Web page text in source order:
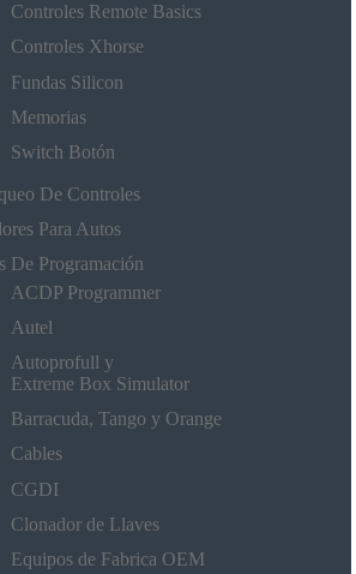
Controles Remote Basics
Controles Xhorse
Fundas Silicon
Memorias
Switch Botón
De Controles
Para Autos
De Programación
ACDP Programmer
Autel
Autoprofull y
Extreme Box Simulator
Barracuda, Tango y Orange
Cables
CGDI
Clonador de Llaves
Equipos de Fabrica OEM